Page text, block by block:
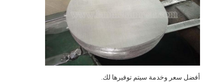
شبكة معدنية معمارية
شاشة ذبابة سلسلة الألومنيوم
فلتر جونسون سكرين
سياج شبكي معدني
أفضل سعر وخدمة سيتم توفيرها لك.